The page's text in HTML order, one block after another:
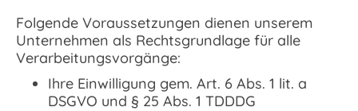
Folgende Voraussetzungen dienen unserem
Unternehmen als Rechtsgrundlage für alle
Verarbeitungsvorgänge:
Ihre Einwilligung gem. Art. 6 Abs. 1 lit. a
DSGVO und § 25 Abs. 1 TDDDG